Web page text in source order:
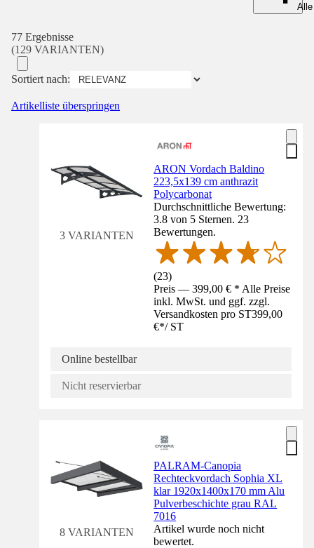
77 Ergebnisse
(129 VARIANTEN)
Sortiert nach:
Artikelliste überspringen
3 VARIANTEN
ARON Vordach Baldino
223,5x139 cm anthrazit
Polycarbonat
Durchschnittliche Bewertung:
3.8 von 5 Sternen. 23
Bewertungen.
(23)
Preis — 399,00 € * Alle Preise
inkl. MwSt. und ggf. zzgl.
Versandkosten pro ST399,00
€*/ ST
Online bestellbar
Nicht reservierbar
8 VARIANTEN
PALRAM-Canopia
Rechteckvordach Sophia XL
klar 1920x1400x170 mm Alu
Pulverbeschichte grau RAL
7016
Artikel wurde noch nicht
bewertet.